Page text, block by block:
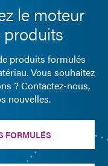
le moteur
produits formulés
Vous souhaitez
? Contactez-nous,
nouvelles.
FORMULÉS